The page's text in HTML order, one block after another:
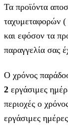
Τα προϊόντα
ταχυμεταφορών (
και εφόσον τα
παραγγελία σας
Ο χρόνος
2 εργάσιμες
περιοχές ο
εργάσιμες